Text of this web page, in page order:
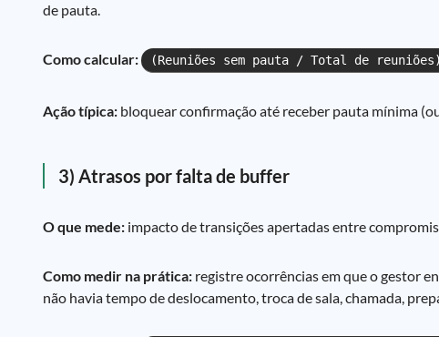
de pauta.
Como calcular: (Reuniões sem pauta / Total de
Ação típica: bloquear confirmação até receber pauta mínima
3) Atrasos por falta de buffer
O que mede: impacto de transições apertadas entre
Como medir na prática: registre ocorrências em que o gestor
não havia tempo de deslocamento, troca de sala, chamada,